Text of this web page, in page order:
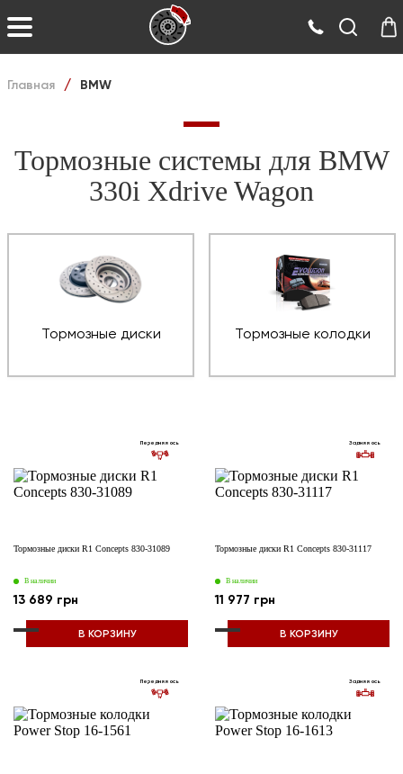
Главная / BMW
Тормозные системы для BMW
330i Xdrive Wagon
Тормозные диски Тормозные колодки
Передняя ось
Тормозные диски R1 Concepts 830-31089
В наличии
13 689 грн
В КОРЗИНУ
Задняя ось
Тормозные диски R1 Concepts 830-31117
В наличии
11 977 грн
В КОРЗИНУ
Передняя ось Задняя ось